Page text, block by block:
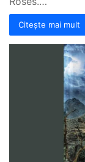
Citește mai mult